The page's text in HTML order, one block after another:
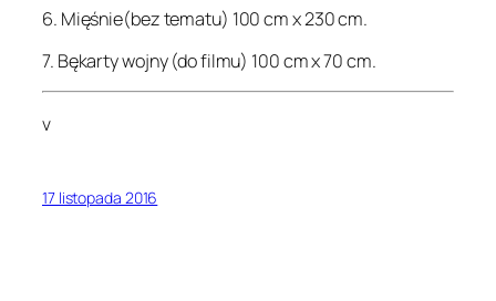
6. Mięśnie(bez tematu) 100 cm x 230 cm.
7. Bękarty wojny (do filmu) 100 cm x 70 cm.
v
17 listopada 2016